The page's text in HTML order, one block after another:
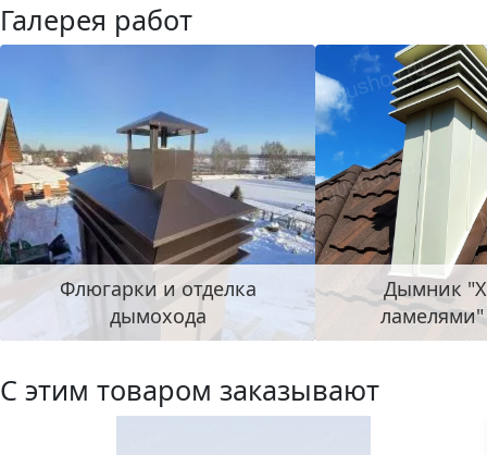
Галерея работ
Флюгарки и отделка
дымохода
Дымник
С этим товаром заказывают